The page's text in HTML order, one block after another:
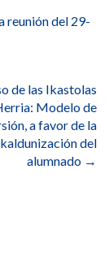
reunión del 29-
de las Ikastolas
Modelo de
a favor de la
del
alumnado →